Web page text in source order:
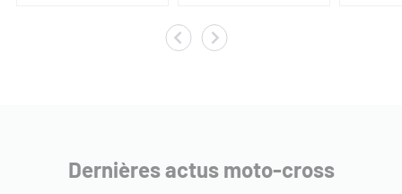
Dernières actus moto-cross